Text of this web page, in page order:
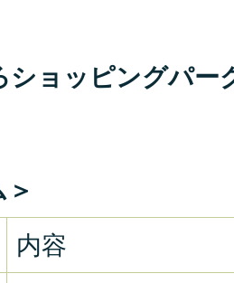
ショッピングパー
内容